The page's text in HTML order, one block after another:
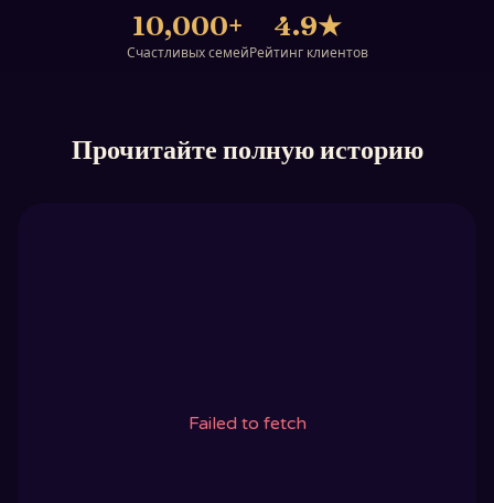
10,000+
Счастливых семей
4.9★
Рейтинг клиентов
Прочитайте полную историю
Failed to fetch